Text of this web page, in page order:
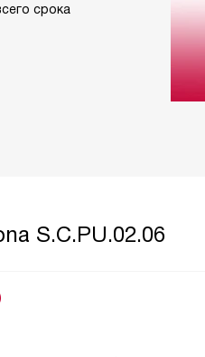
срока
S.C.PU.02.06